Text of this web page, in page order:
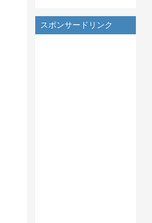
スポンサードリンク